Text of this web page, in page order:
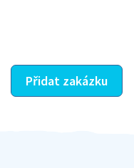
Přidat zakázku